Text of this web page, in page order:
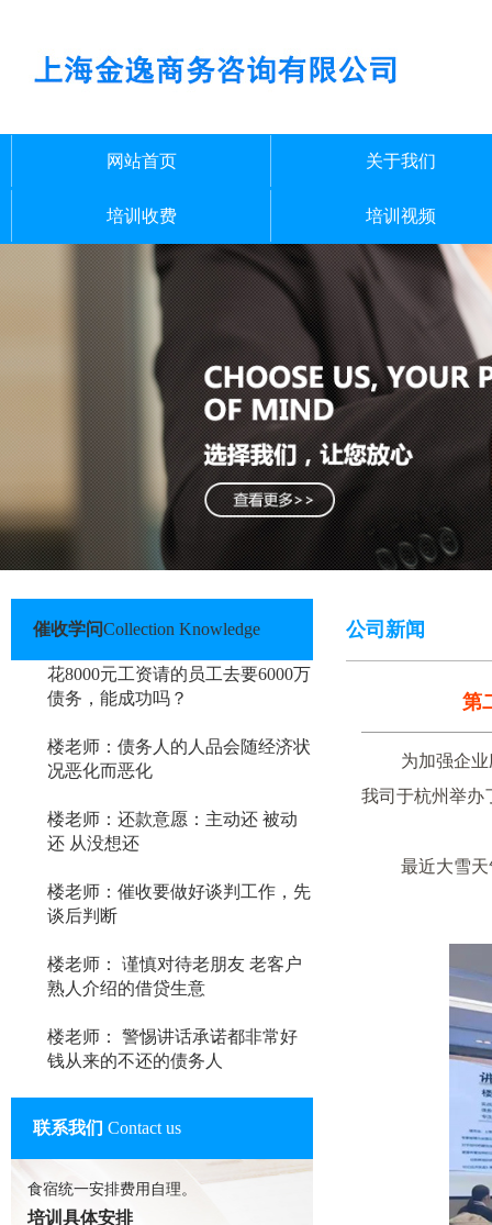
网站首页 关于我们
培训收费 培训视频
催收学问Collection Knowledge
花8000元工资请的员工去要6000万
债务，能成功吗？
楼老师：债务人的人品会随经济状
况恶化而恶化
楼老师：还款意愿：主动还 被动
还 从没想还
楼老师：催收要做好谈判工作，先
谈后判断
楼老师： 谨慎对待老朋友 老客户
熟人介绍的借贷生意
楼老师： 警惕讲话承诺都非常好
钱从来的不还的债务人
联系我们 Contact us
食宿统一安排费用自理。
培训具体安排
公司新闻
第
为加强企
我司于杭州举办
最近大雪天气